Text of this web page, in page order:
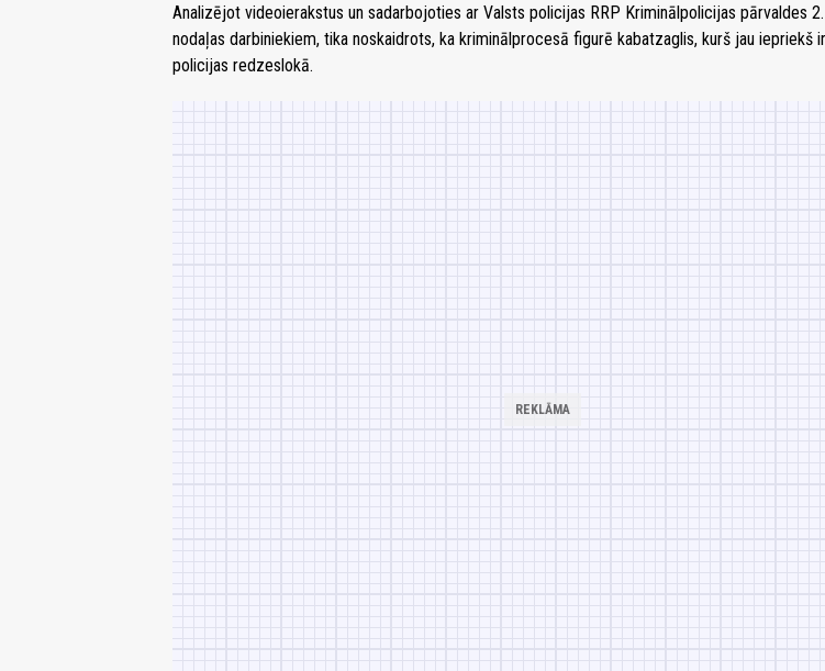
Analizējot videoierakstus un sadarbojoties ar Valsts policijas RRP Kriminālpolicijas pārvaldes
nodaļas darbiniekiem, tika noskaidrots, ka kriminālprocesā figurē kabatzaglis, kurš jau iepriekš
policijas redzeslokā.